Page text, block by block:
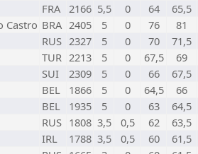
FRA 2166 5,5 0 64 65,5
Castro BRA 2405 5 0 76 81
RUS 2327 5 0 70 71,5
TUR 2213 5 0 67,5 69
SUI 2309 5 0 66 67,5
BEL 1866 5 0 64,5 66
BEL 1935 5 0 63 64,5
RUS 1808 3,5 0,5 62 63,5
IRL 1788 3,5 0,5 60 61,5